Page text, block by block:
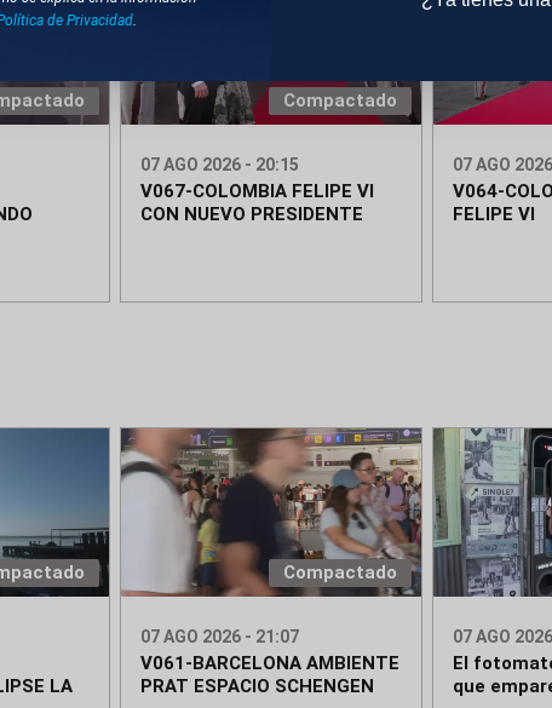
de Privacidad.
Compactado
07 AGO 2026 - 20:15
V067-COLOMBIA FELIPE VI
CON NUEVO PRESIDENTE
07 AGO
V064-
FELIPE VI
LA
Compactado
07 AGO 2026 - 21:07
V061-BARCELONA AMBIENTE
PRAT ESPACIO SCHENGEN
07 AGO
El
que